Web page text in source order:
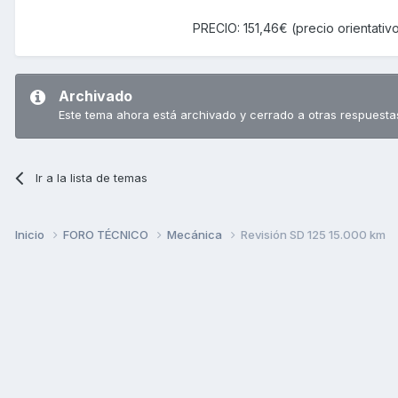
PRECIO: 151,46€ (precio
Archivado
Este tema ahora está archivado y cerrado a otras
Ir a la lista de temas
Inicio FORO TÉCNICO Mecánica Revisión SD 125 15.000 km